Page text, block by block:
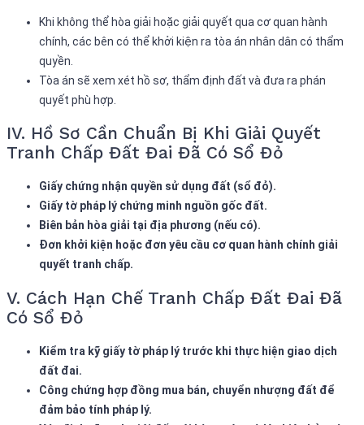
Khi không thể hòa giải hoặc giải quyết qua cơ quan hành
chính, các bên có thể khởi kiện ra tòa án nhân dân có thẩm
quyền.
Tòa án sẽ xem xét hồ sơ, thẩm định đất và đưa ra phán
quyết phù hợp.
IV. Hồ Sơ Cần Chuẩn Bị Khi Giải Quyết
Tranh Chấp Đất Đai Đã Có Sổ Đỏ
Giấy chứng nhận quyền sử dụng đất (sổ đỏ).
Giấy tờ pháp lý chứng minh nguồn gốc đất.
Biên bản hòa giải tại địa phương (nếu có).
Đơn khởi kiện hoặc đơn yêu cầu cơ quan hành chính giải
quyết tranh chấp.
V. Cách Hạn Chế Tranh Chấp Đất Đai Đã
Có Sổ Đỏ
Kiểm tra kỹ giấy tờ pháp lý trước khi thực hiện giao dịch
đất đai.
Công chứng hợp đồng mua bán, chuyển nhượng đất để
đảm bảo tính pháp lý.